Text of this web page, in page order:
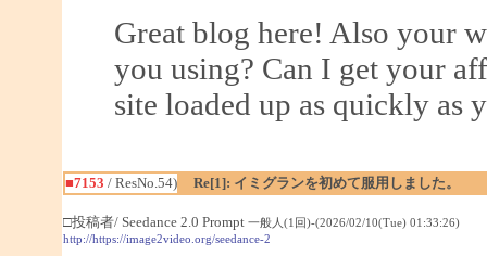
Great blog here! Also your
you using? Can I get your
site loaded up as quickly as
■7153 / ResNo.54) Re[1]: イミグランを初めて服用しました。
□投稿者/ Seedance 2.0 Prompt 一般人(1回)-(2026/02/10(Tue) 01:33:26)
http://https://image2video.org/seedance-2